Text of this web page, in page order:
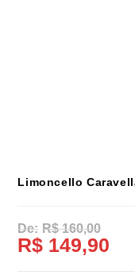
Limoncello
R$160,00
R$ 149,90